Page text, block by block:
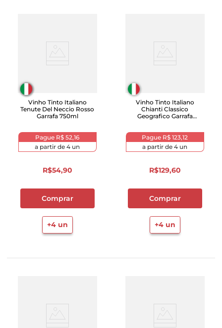
Vinho Tinto Italiano
Tenute Del Neccio Rosso
Garrafa 750ml
Pague R$ 52,16
a partir de 4 un
R$54,90
Comprar
+4un
Vinho Tinto Italiano
Chianti Classico
Geografico Garrafa
Pague R$ 123,12
a partir de 4 un
R$129,60
Comprar
+4un